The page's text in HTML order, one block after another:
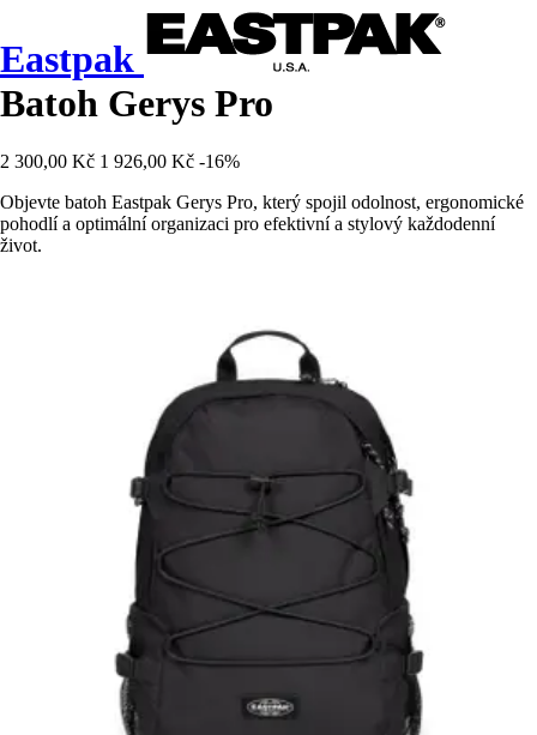
Eastpak
Batoh Gerys Pro
2 300,00 Kč 1 926,00 Kč -16%
Objevte batoh Eastpak Gerys Pro, který spojil odolnost, ergonomické
pohodlí a optimální organizaci pro efektivní a stylový každodenní
život.